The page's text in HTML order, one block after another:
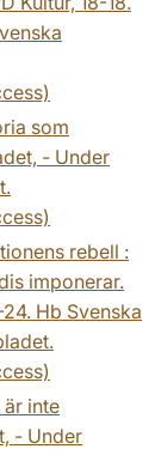
som
- Under
rebell :
imponerar.
Hb Svenska
inte
- Under